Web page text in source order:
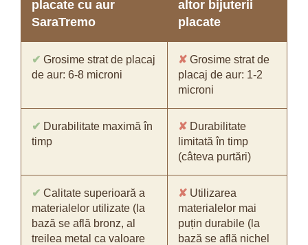
placate cu aur
SaraTremo
altor bijuterii
placate
✔ Grosime strat de placaj
de aur: 6-8 microni
✘ Grosime strat de
placaj de aur: 1-2
microni
✔ Durabilitate maximă în
timp
✘ Durabilitate
limitată în timp
(câteva purtări)
✔ Calitate superioară a
materialelor utilizate (la
bază se află bronz, al
treilea metal ca valoare
✘ Utilizarea
materialelor mai
puțin durabile (la
bază se află nichel